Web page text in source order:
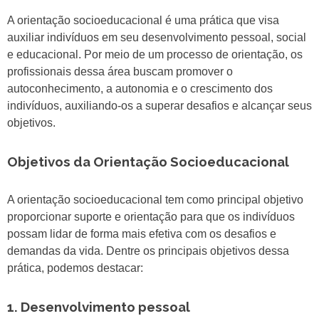
A orientação socioeducacional é uma prática que visa
auxiliar indivíduos em seu desenvolvimento pessoal, social
e educacional. Por meio de um processo de orientação, os
profissionais dessa área buscam promover o
autoconhecimento, a autonomia e o crescimento dos
indivíduos, auxiliando-os a superar desafios e alcançar seus
objetivos.
Objetivos da Orientação Socioeducacional
A orientação socioeducacional tem como principal objetivo
proporcionar suporte e orientação para que os indivíduos
possam lidar de forma mais efetiva com os desafios e
demandas da vida. Dentre os principais objetivos dessa
prática, podemos destacar:
1. Desenvolvimento pessoal